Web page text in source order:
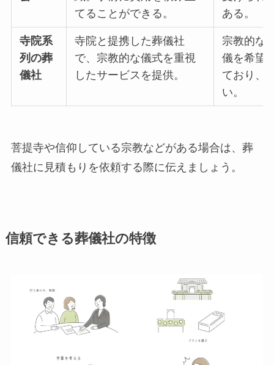
てることができる。
ある。
寺院系
列の葬
儀社
寺院と提携した葬儀社
で、宗教的な儀式を重視
したサービスを提供。
宗教的な
儀を希望
ており、
い。
菩提寺や信仰している宗教などがある場合は、葬
儀社に見積もりを依頼する際に伝えましょう。
信頼できる葬儀社の特徴